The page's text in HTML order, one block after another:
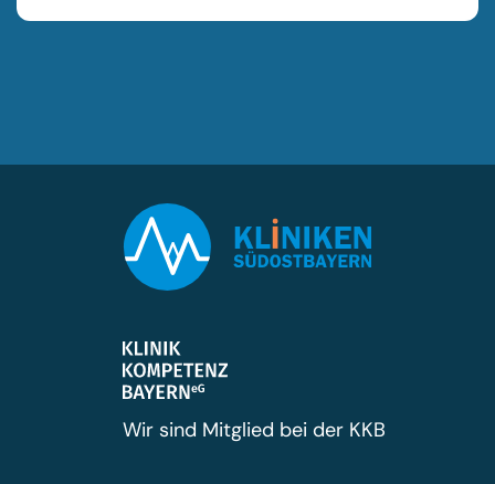
Wir sind Mitglied bei der KKB